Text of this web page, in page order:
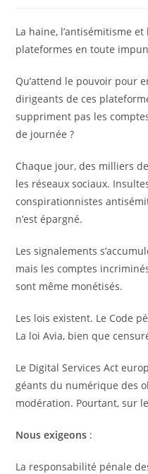
La haine, l’antisémitisme
plateformes en toute
Qu’attend le pouvoir pour
dirigeants de ces
suppriment pas les
de journée ?
Chaque jour, des milliers
les réseaux sociaux.
conspirationnistes
n’est épargné.
Les signalements
mais les comptes
sont même monétisés.
Les lois existent. Le Code
La loi Avia, bien que
Le Digital Services Act
géants du numérique des
modération. Pourtant, sur
Nous exigeons :
La responsabilité pénale